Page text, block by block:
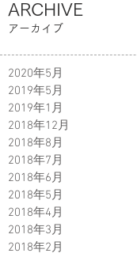
ARCHIVE
アーカイブ
2020年5月
2019年5月
2019年1月
2018年12月
2018年8月
2018年7月
2018年6月
2018年5月
2018年4月
2018年3月
2018年2月